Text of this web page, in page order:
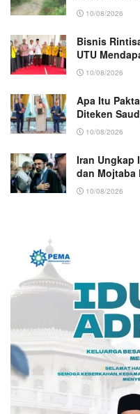
10/08/2026
Bisnis
UTU
10/08/2026
Apa Itu
Diteken
10/08/2026
Iran Ungkap
dan Mojtaba
10/08/2026